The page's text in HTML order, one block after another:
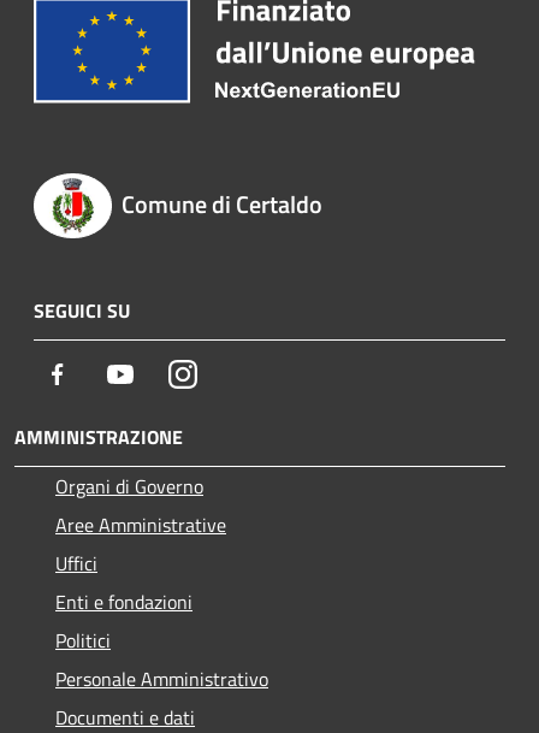
Comune di Certaldo
SEGUICI SU
Facebook YoutubeInstagram
AMMINISTRAZIONE
Organi di Governo
Aree Amministrative
Uffici
Enti e fondazioni
Politici
Personale Amministrativo
Documenti e dati